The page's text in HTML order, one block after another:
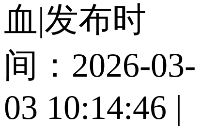
血 |发布时
间：2026-03-
03 10:14:46 |